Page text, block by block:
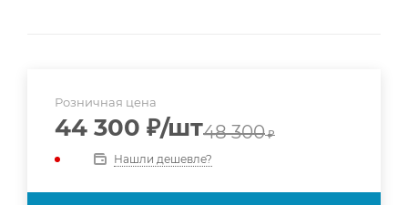
Розничная цена
44 300 ₽/шт48 300₽
Нашли дешевле?